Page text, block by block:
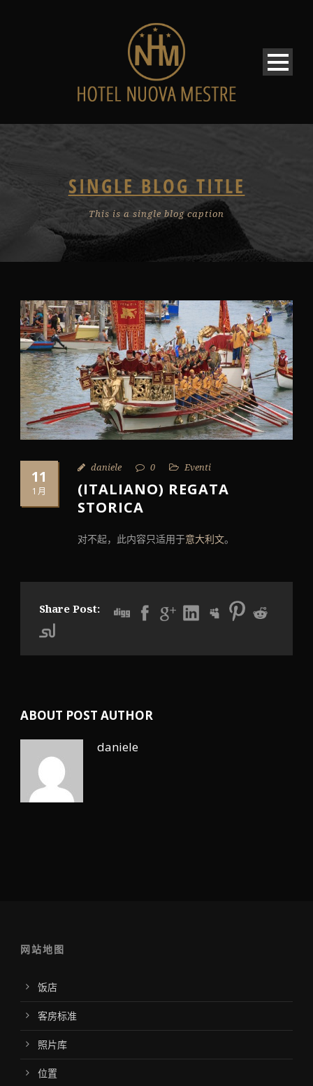
SINGLE BLOG TITLE
This is a single blog caption
11
1月
daniele 0 Eventi
(ITALIANO) REGATA
STORICA
对不起，此内容只适用于意大利文。
Share Post:
ABOUT POST AUTHOR
daniele
网站地图
饭店
客房标准
照片库
位置